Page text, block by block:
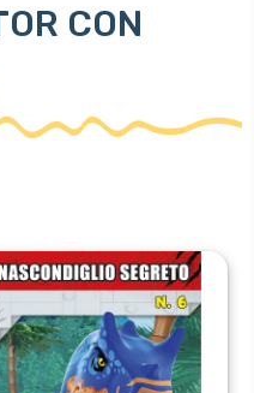
CON